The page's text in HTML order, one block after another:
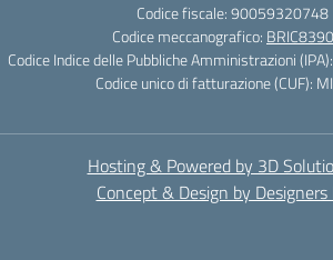
Codice fiscale: 90059320748
Codice meccanografico:
Codice Indice delle Pubbliche Amministrazioni
Codice unico di fatturazione (CUF):
Hosting & Powered by 3D
Concept & Design by